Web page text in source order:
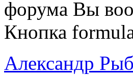
форума Вы
Кнопка
Александр